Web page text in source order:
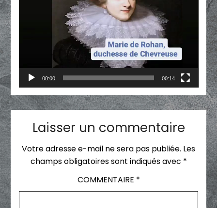
00:00 00:14
Laisser un commentaire
Votre adresse e-mail ne sera pas publiée. Les
champs obligatoires sont indiqués avec *
COMMENTAIRE *